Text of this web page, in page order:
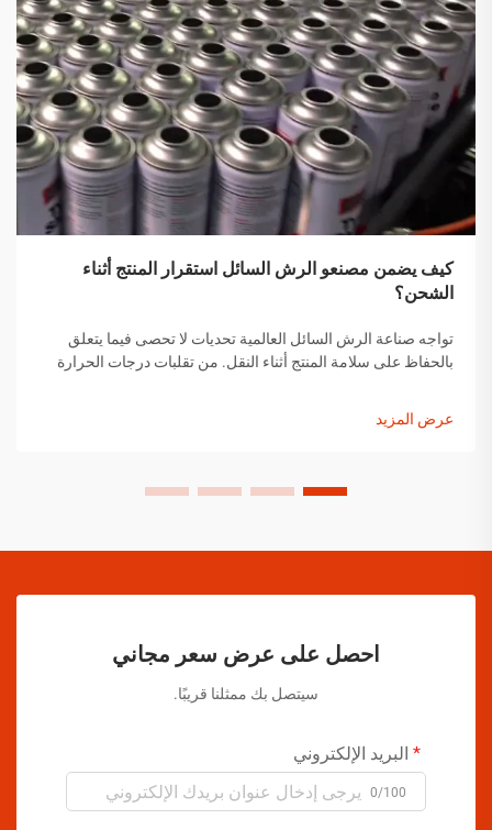
كيف يضمن مصنعو الرش السائل استقرار المنتج أثناء
الشحن؟
تواجه صناعة الرش السائل العالمية تحديات لا تحصى فيما يتعلق
بالحفاظ على سلامة المنتج أثناء النقل. من تقلبات درجات الحرارة
عرض المزيد
احصل على عرض سعر مجاني
سيتصل بك ممثلنا قريبًا.
البريد الإلكتروني
0/100